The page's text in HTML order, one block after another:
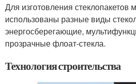
Для изготовления стеклопакетов
использованы разные виды
энергосберегающие,
прозрачные флоат-стекла.
Технология строительства